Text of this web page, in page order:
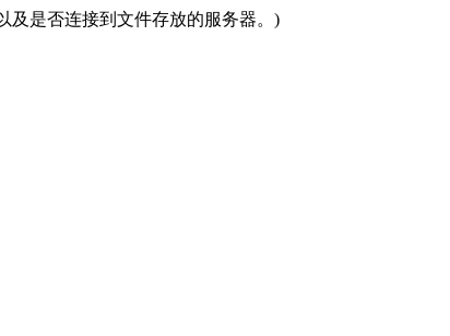
及是否连接到文件存放的服务器。)